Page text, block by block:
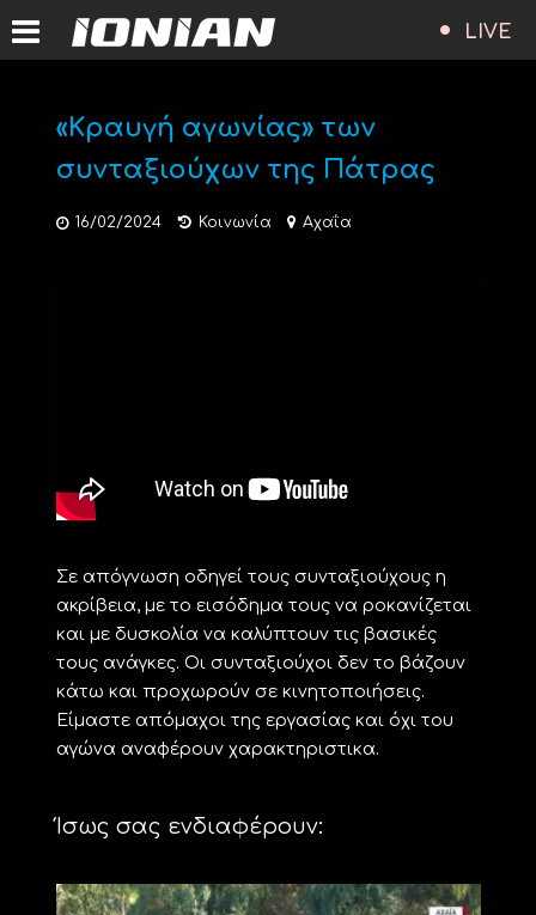
LIVE
«Κραυγή αγωνίας» των
συνταξιούχων της Πάτρας
16/02/2024 Κοινωνία Αχαΐα
Σε απόγνωση οδηγεί τους συνταξιούχους η
ακρίβεια, με το εισόδημα τους να ροκανίζεται
και με δυσκολία να καλύπτουν τις βασικές
τους ανάγκες. Οι συνταξιούχοι δεν το βάζουν
κάτω και προχωρούν σε κινητοποιήσεις.
Είμαστε απόμαχοι της εργασίας και όχι του
αγώνα αναφέρουν χαρακτηριστικα.
Ίσως σας ενδιαφέρουν: